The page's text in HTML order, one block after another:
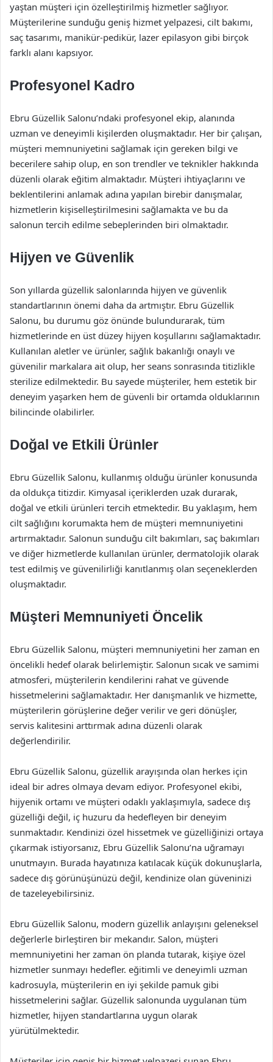
yaştan müşteri için özelleştirilmiş hizmetler sağlıyor.
Müşterilerine sunduğu geniş hizmet yelpazesi, cilt bakımı,
saç tasarımı, manikür-pedikür, lazer epilasyon gibi birçok
farklı alanı kapsıyor.
Profesyonel Kadro
Ebru Güzellik Salonu’ndaki profesyonel ekip, alanında
uzman ve deneyimli kişilerden oluşmaktadır. Her bir çalışan,
müşteri memnuniyetini sağlamak için gereken bilgi ve
becerilere sahip olup, en son trendler ve teknikler hakkında
düzenli olarak eğitim almaktadır. Müşteri ihtiyaçlarını ve
beklentilerini anlamak adına yapılan birebir danışmalar,
hizmetlerin kişiselleştirilmesini sağlamakta ve bu da
salonun tercih edilme sebeplerinden biri olmaktadır.
Hijyen ve Güvenlik
Son yıllarda güzellik salonlarında hijyen ve güvenlik
standartlarının önemi daha da artmıştır. Ebru Güzellik
Salonu, bu durumu göz önünde bulundurarak, tüm
hizmetlerinde en üst düzey hijyen koşullarını sağlamaktadır.
Kullanılan aletler ve ürünler, sağlık bakanlığı onaylı ve
güvenilir markalara ait olup, her seans sonrasında titizlikle
sterilize edilmektedir. Bu sayede müşteriler, hem estetik bir
deneyim yaşarken hem de güvenli bir ortamda olduklarının
bilincinde olabilirler.
Doğal ve Etkili Ürünler
Ebru Güzellik Salonu, kullanmış olduğu ürünler konusunda
da oldukça titizdir. Kimyasal içeriklerden uzak durarak,
doğal ve etkili ürünleri tercih etmektedir. Bu yaklaşım, hem
cilt sağlığını korumakta hem de müşteri memnuniyetini
artırmaktadır. Salonun sunduğu cilt bakımları, saç bakımları
ve diğer hizmetlerde kullanılan ürünler, dermatolojik olarak
test edilmiş ve güvenilirliği kanıtlanmış olan seçeneklerden
oluşmaktadır.
Müşteri Memnuniyeti Öncelik
Ebru Güzellik Salonu, müşteri memnuniyetini her zaman en
öncelikli hedef olarak belirlemiştir. Salonun sıcak ve samimi
atmosferi, müşterilerin kendilerini rahat ve güvende
hissetmelerini sağlamaktadır. Her danışmanlık ve hizmette,
müşterilerin görüşlerine değer verilir ve geri dönüşler,
servis kalitesini arttırmak adına düzenli olarak
değerlendirilir.
Ebru Güzellik Salonu, güzellik arayışında olan herkes için
ideal bir adres olmaya devam ediyor. Profesyonel ekibi,
hijyenik ortamı ve müşteri odaklı yaklaşımıyla, sadece dış
güzelliği değil, iç huzuru da hedefleyen bir deneyim
sunmaktadır. Kendinizi özel hissetmek ve güzelliğinizi ortaya
çıkarmak istiyorsanız, Ebru Güzellik Salonu’na uğramayı
unutmayın. Burada hayatınıza katılacak küçük dokunuşlarla,
sadece dış görünüşünüzü değil, kendinize olan güveninizi
de tazeleyebilirsiniz.
Ebru Güzellik Salonu, modern güzellik anlayışını geleneksel
değerlerle birleştiren bir mekandır. Salon, müşteri
memnuniyetini her zaman ön planda tutarak, kişiye özel
hizmetler sunmayı hedefler. eğitimli ve deneyimli uzman
kadrosuyla, müşterilerin en iyi şekilde pamuk gibi
hissetmelerini sağlar. Güzellik salonunda uygulanan tüm
hizmetler, hijyen standartlarına uygun olarak
yürütülmektedir.